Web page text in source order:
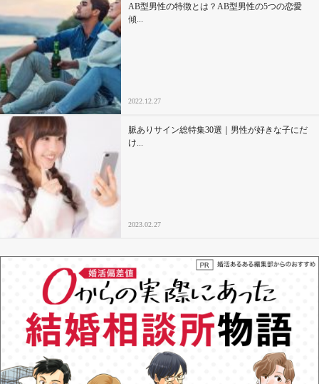
AB型男性の特徴とは？AB型男性の5つの恋愛
傾...
2022.12.27
脈ありサイン総特集30選｜男性が好きな子にだ
け...
2023.02.27